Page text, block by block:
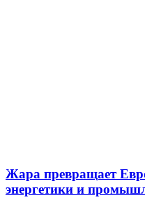
Жара превращает
энергетики и